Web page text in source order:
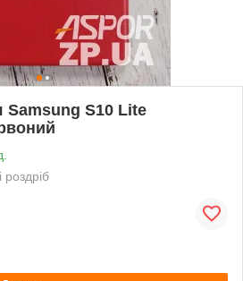
Samsung S10 Lite
роздріб